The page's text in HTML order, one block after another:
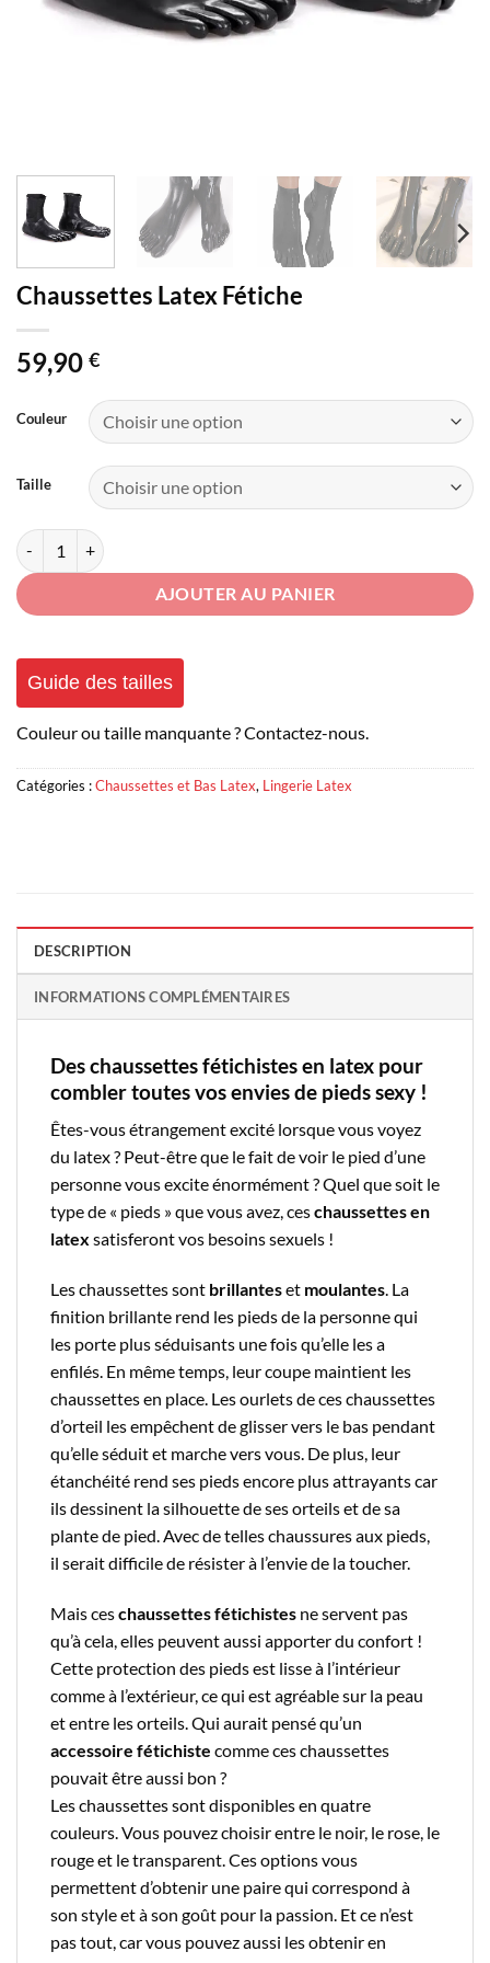
Chaussettes Latex Fétiche
59,90 €
Couleur
Taille
quantité de Chaussettes Latex Fétiche
AJOUTER AU PANIER
Guide des tailles
Couleur ou taille manquante ? Contactez-nous.
Catégories :Chaussettes et Bas Latex, Lingerie Latex
DESCRIPTION
INFORMATIONS COMPLÉMENTAIRES
Des chaussettes fétichistes en latex pour
combler toutes vos envies de pieds sexy !
Êtes-vous étrangement excité lorsque vous voyez
du latex ? Peut-être que le fait de voir le pied d’une
personne vous excite énormément ? Quel que soit le
type de « pieds » que vous avez, ceschaussettes en
latex satisferont vos besoins sexuels !
Les chaussettes sont brillanteset moulantes. La
finition brillante rend les pieds de la personne qui
les porte plus séduisants une fois qu’elle les a
enfilés. En même temps, leur coupe maintient les
chaussettes en place. Les ourlets de ces chaussettes
d’orteil les empêchent de glisser vers le bas pendant
qu’elle séduit et marche vers vous. De plus, leur
étanchéité rend ses pieds encore plus attrayants car
ils dessinent la silhouette de ses orteils et de sa
plante de pied. Avec de telles chaussures aux pieds,
il serait difficile de résister à l’envie de la toucher.
Mais ceschaussettes fétichistes ne servent pas
qu’à cela, elles peuvent aussi apporter du confort !
Cette protection des pieds est lisse à l’intérieur
comme à l’extérieur, ce qui est agréable sur la peau
et entre les orteils. Qui aurait pensé qu’un
accessoire fétichiste comme ces chaussettes
pouvait être aussi bon ?
Les chaussettes sont disponibles en quatre
couleurs. Vous pouvez choisir entre le noir, le rose, le
rouge et le transparent. Ces options vous
permettent d’obtenir une paire qui correspond à
son style et à son goût pour la passion. Et ce n’est
pas tout, car vous pouvez aussi les obtenir en